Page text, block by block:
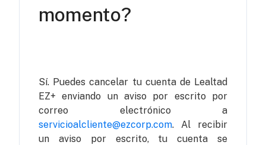
momento?
Sí. Puedes cancelar tu cuenta de Lealtad
EZ+ enviando un aviso por escrito por
correo electrónico a
servicioalcliente@ezcorp.com. Al recibir
un aviso por escrito, tu cuenta se